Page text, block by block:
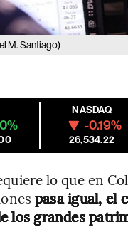
M. Santiago)
NASDAQ
-0.19%
26,534.22
lo que en
pasa igual, el
los grandes